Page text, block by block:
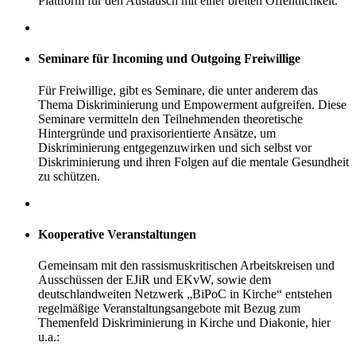
Seminare für Incoming und Outgoing Freiwillige
Für Freiwillige, gibt es Seminare, die unter anderem das
Thema Diskriminierung und Empowerment aufgreifen. Diese
Seminare vermitteln den Teilnehmenden theoretische
Hintergründe und praxisorientierte Ansätze, um
Diskriminierung entgegenzuwirken und sich selbst vor
Diskriminierung und ihren Folgen auf die mentale Gesundheit
zu schützen.
Kooperative Veranstaltungen
Gemeinsam mit den rassismuskritischen Arbeitskreisen und
Ausschüssen der EJiR und EKvW, sowie dem
deutschlandweiten Netzwerk „BiPoC in Kirche“ entstehen
regelmäßige Veranstaltungsangebote mit Bezug zum
Themenfeld Diskriminierung in Kirche und Diakonie, hier
u.a.: